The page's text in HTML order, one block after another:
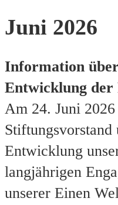
Juni 2026
Information
Entwicklung der
Am 24. Juni
Entwicklung
langjährigen
unserer Einen